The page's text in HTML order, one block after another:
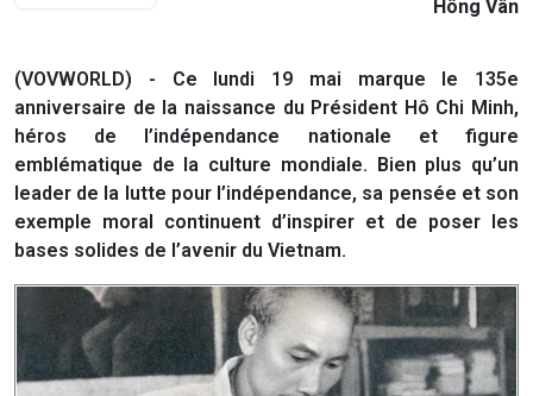
Hông Vân
(VOVWORLD) - Ce lundi 19 mai marque le 135e
anniversaire de la naissance du Président Hô Chi Minh,
héros de l’indépendance nationale et figure
emblématique de la culture mondiale. Bien plus qu’un
leader de la lutte pour l’indépendance, sa pensée et son
exemple moral continuent d’inspirer et de poser les
bases solides de l’avenir du Vietnam.